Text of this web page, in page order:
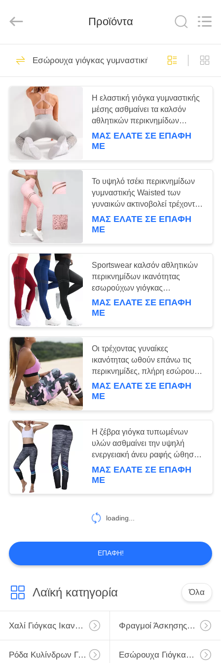
ΑΡΧΙΚΉ
ΣΕΛΊΔΑ
ΠΡΟΪΌΝΤΑ
ΣΧΕΤΙΚΆ
ΜΕ
ΕΜΆΣ
ΓΎΡΟΣ
ΕΡΓΟΣΤΑΣΊΩΝ
ΠΟΙΟΤΙΚΌΣ
ΈΛΕΓΧΟΣ
ΕΠΑΦΉ
ΖΗΤΉΣΤΕ
ΈΝΑ
ΑΠΌΣΠΑΣΜΑ
SITEMAP
PRIVACY
POLICY
Co.,
Reserved.
Χαλί γιόγκας
ικανότητας
Φραγμοί άσκησης
γιόγκας
17
Ρόδα κυλίνδρων
γιόγκας
15
Εσώρουχα γιόγκας
γυμναστικής
15
Ενδυμασία γιόγκας
γυναικών
το χαλί γιόγκας
φέρνει την τσάντα
15
Προϊόντα
Εσώρουχα γιόγκας γυμναστικής
Η ελαστική γιόγκα γυμναστικής
μέσης ασθμαίνει τα καλσόν
αθλητικών περικνημίδων
ικανότητας για λεπτό/το τρέξιμο
ΜΑΣ ΕΛΆΤΕ ΣΕ ΕΠΑΦΉ
ΜΕ
Το υψηλό τσέκι περικνημίδων
γυμναστικής Waisted των
γυναικών ακτινοβολεί τρέχοντας
αθλητικά εσώρουχα
τεντωμάτων γυμναστικής
ΜΑΣ ΕΛΆΤΕ ΣΕ ΕΠΑΦΉ
ΜΕ
Sportswear καλσόν αθλητικών
περικνημίδων ικανότητας
εσωρούχων γιόγκας
γυμναστικής πολυεστέρα λεπτά
τρέχοντας αθλητικά εσώρουχα
ΜΑΣ ΕΛΆΤΕ ΣΕ ΕΠΑΦΉ
ΜΕ
Οι τρέχοντας γυναίκες
ικανότητας ωθούν επάνω τις
περικνημίδες, πλήρη εσώρουχα
Workout συμπίεσης μήκους
ΜΑΣ ΕΛΆΤΕ ΣΕ ΕΠΑΦΉ
ΜΕ
Η ζέβρα γιόγκα τυπωμένων
υλών ασθμαίνει την υψηλή
ενεργειακή άνευ ραφής ώθηση
ικανότητας γυναικών μέσης
επάνω στα εσώρουχα μήκους
ΜΑΣ ΕΛΆΤΕ ΣΕ ΕΠΑΦΉ
ΜΕ
loading...
ΕΠΑΦΉ!
Λαϊκή κατηγορία Όλα
Χαλί Γιόγκας Ικανότητας Φραγμοί Άσκησης Γιόγκας
Ρόδα Κυλίνδρων Γιόγκας Εσώρουχα Γιόγκας Γυμναστικής